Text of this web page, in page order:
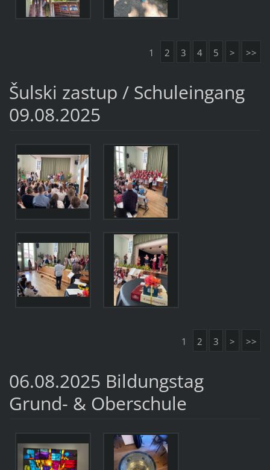
1 2 3 4 5 > >>
Šulski zastup / Schuleingang
09.08.2025
1 2 3 > >>
06.08.2025 Bildungstag
Grund- & Oberschule